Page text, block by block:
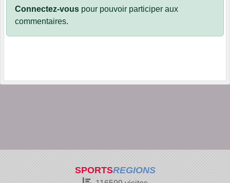
Connectez-vous pour pouvoir participer aux
commentaires.
SPORTSREGIONS